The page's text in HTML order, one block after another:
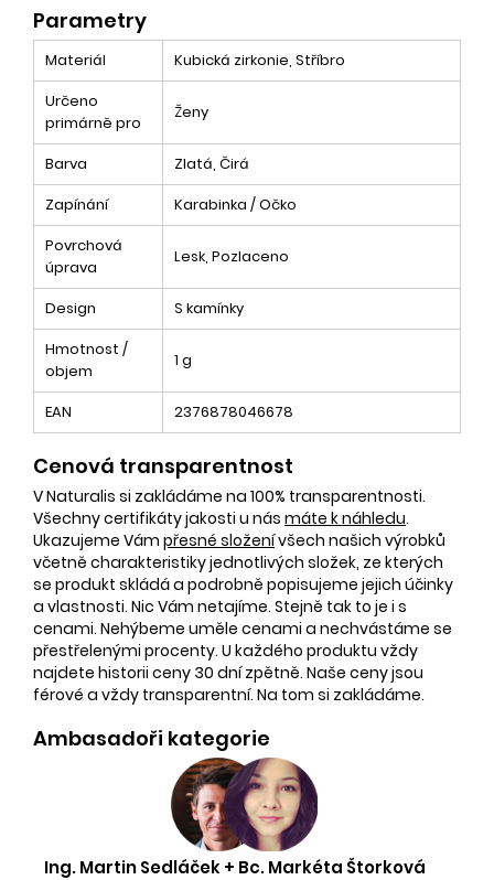
Parametry
Materiál
Kubická zirkonie, Stříbro
Určeno
primárně pro
Ženy
Barva
Zlatá, Čirá
Zapínání
Karabinka / Očko
Povrchová
úprava
Lesk, Pozlaceno
Design
S kamínky
Hmotnost /
objem
1 g
EAN 2376878046678
Cenová transparentnost
V Naturalis si zakládáme na 100% transparentnosti.
Všechny certifikáty jakosti u nás máte k náhledu.
Ukazujeme Vám přesné složenívšech našich výrobků
včetně charakteristiky jednotlivých složek, ze kterých
se produkt skládá a podrobně popisujeme jejich účinky
a vlastnosti. Nic Vám netajíme. Stejně tak to je i s
cenami. Nehýbeme uměle cenami a nechvástáme se
přestřelenými procenty. U každého produktu vždy
najdete historii ceny 30 dní zpětně. Naše ceny jsou
férové a vždy transparentní. Na tom si zakládáme.
Ambasadoři kategorie
Ing. Martin Sedláček + Bc. Markéta Štorková